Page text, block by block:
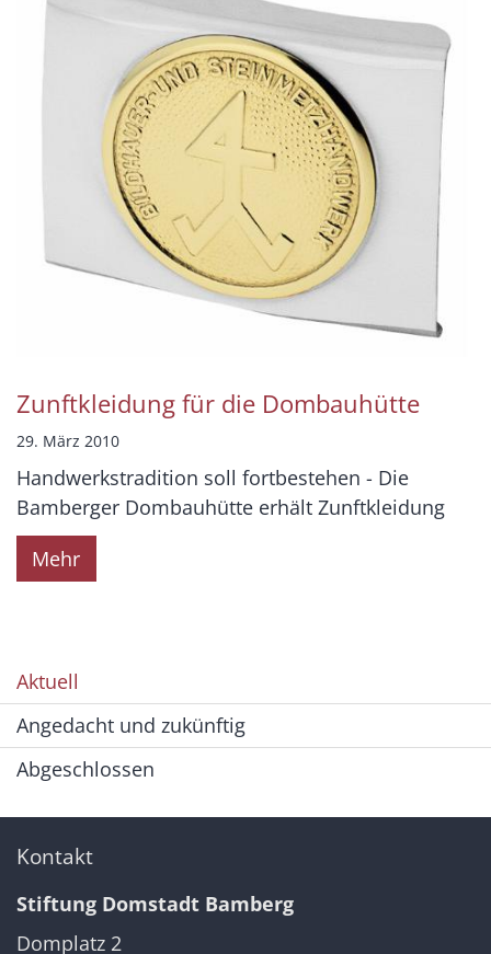
Zunftkleidung für die Dombauhütte
29. März 2010
Handwerkstradition soll fortbestehen - Die
Bamberger Dombauhütte erhält Zunftkleidung
Mehr
Aktuell
Angedacht und zukünftig
Abgeschlossen
Kontakt
Stiftung Domstadt Bamberg
Domplatz 2